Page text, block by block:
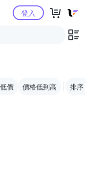
物中心登入
價 價格低到高 排序